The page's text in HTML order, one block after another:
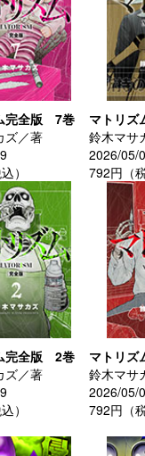
完全版 7巻
ズ／著
）
マトリ
鈴木マサ
2026/05/
792円（
完全版 2巻
ズ／著
）
マトリ
鈴木マサ
2026/05/
792円（